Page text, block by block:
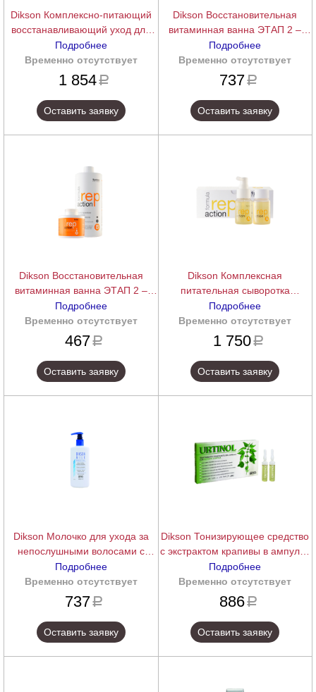
Dikson Комплексно-питающий
восстанавливающий уход для
волос ЭТАП 3 – Реконструкция
(Фаза С+D) MULTI-
NUTRITIONAL HAIR
RECONSTRUCTION
TREATMENT, 500 мл.
подробнее
Подробнее
Временно отсутствует
1 854a
Оставить заявку
Dikson Восстановительная
витаминная ванна ЭТАП 2 –
Очищение (Фаза В) REP-
ACTION BAGNO RIPARATORE,
750 мл.
подробнее
Подробнее
Временно отсутствует
737a
Оставить заявку
Dikson Восстановительная
витаминная ванна ЭТАП 2 –
Очищение (Фаза В) REP-
ACTION BAGNO RIPARATORE,
250 мл.
подробнее
Подробнее
Временно отсутствует
467a
Оставить заявку
Dikson Комплексная
питательная сыворотка
интенсивного действия, Этап 1 –
Детоксикация и насыщение
(Фаза А) INTENSIVE CARE
MULTI-NUTRITIONAL SERUM, 6
шт. по 30 мл.
подробнее
Подробнее
Временно отсутствует
1 750a
Оставить заявку
Dikson Молочко для ухода за
непослушными волосами с
разглаживающим эффектом
MILK SYSTEM, 200 мл.
подробнее
Подробнее
Временно отсутствует
737a
Оставить заявку
Dikson Тонизирующее средство
с экстрактом крапивы в ампулах
URTINOL, ампулы 10 шт. по 10
мл.
подробнее
Подробнее
Временно отсутствует
886a
Оставить заявку